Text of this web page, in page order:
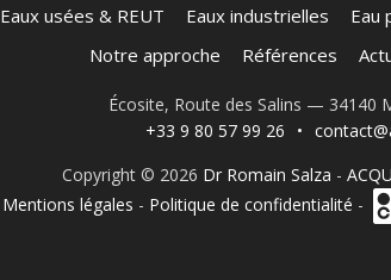
Eaux usées & REUT Eaux industrielles Eau
Notre approche
Références
Écosite, Route des Salins — 34140
+33 9 80 57 99 26
•
Copyright © 2026 Dr Romain Salza -
Mentions légales - Politique de confidentialité -